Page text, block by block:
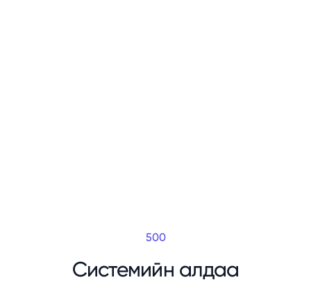
500
Системийн алдаа